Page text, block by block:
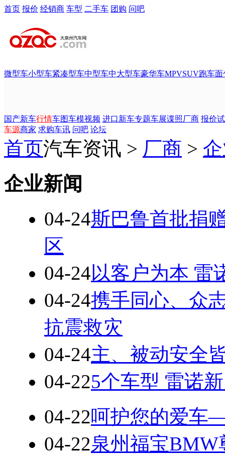
首页 报价 经销商 车型 二手车 团购 问吧
微型车小型车紧凑型车中型车中大型车豪华车MPVSUV跑车面
国产新车行情车图车模视频 进口新车专题车展谍照厂商 报价
车源商家 求购车讯 问吧 论坛
首页汽车资讯 > 厂商 >
企业新闻
04-24斯巴鲁首批捐
区
04-24以客户为本 雷
04-24携手同心、众
抗震救灾
04-24主、被动安全
04-225个车型 雷诺
04-22呵护您的爱车
04-22泉州福宝BMW